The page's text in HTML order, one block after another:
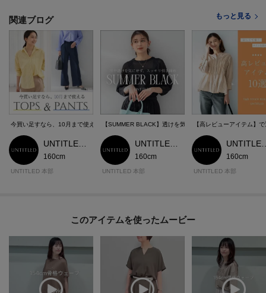
関連ブログ もっと見る
今買い足すなら、10月まで使えるトップス＆パンツ
160cm
UNTITLED 本部
【SUMMER BLACK】透けを気にせずスッキリ細見え
160cm
UNTITLED 本部
【高レビューアイテム】
160cm
UNTITLED 本部
このアイテムを使ったムービー